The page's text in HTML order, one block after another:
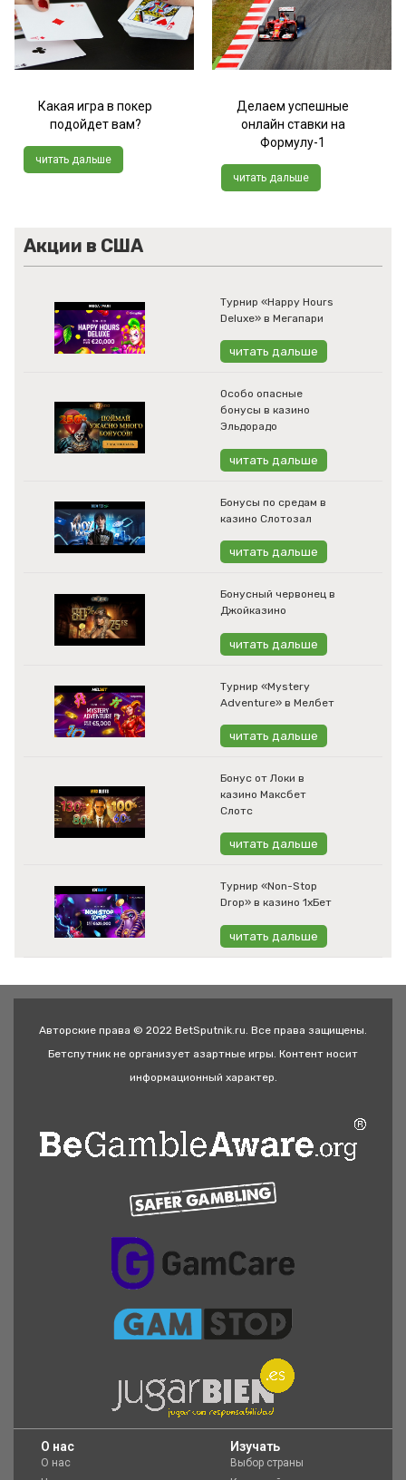
Какая игра в покер
подойдет вам?
читать дальше
Делаем успешные
онлайн ставки на
Формулу-1
читать дальше
Акции в США
Турнир «Happy Hours
Deluxe» в Мегапари
читать дальше
Особо опасные
бонусы в казино
Эльдорадо
читать дальше
Бонусы по средам в
казино Слотозал
читать дальше
Бонусный червонец в
Джойказино
читать дальше
Турнир «Mystery
Adventure» в Мелбет
читать дальше
Бонус от Локи в
казино Максбет
Слотс
читать дальше
Турнир «Non-Stop
Drop» в казино 1хБет
читать дальше
Авторские права © 2022 BetSputnik.ru. Все права защищены.
Бетспутник не организует азартные игры. Контент носит
информационный характер.
O нас
О нас
Изучать
Выбор страны